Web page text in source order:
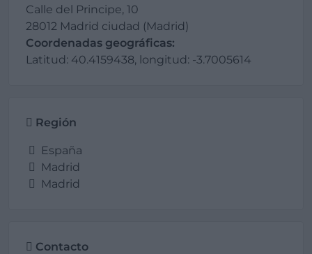
Calle del Principe, 10
28012 Madrid ciudad (Madrid)
Coordenadas geográficas:
Latitud: 40.4159438, longitud: -3.7005614
Región
España
Madrid
Madrid
Contacto